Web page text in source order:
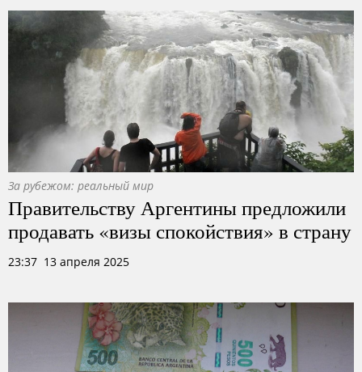
За рубежом: реальный мир
Правительству Аргентины предложили
продавать «визы спокойствия» в страну
23:37 13 апреля 2025